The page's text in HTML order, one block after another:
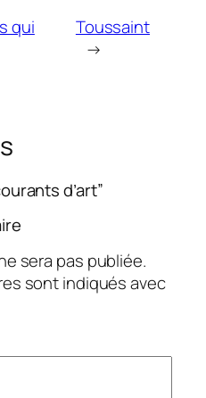
qui
Toussaint
→
d’art”
sera pas publiée.
sont indiqués avec